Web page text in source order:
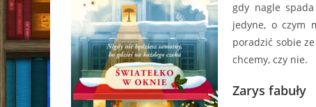
gdy nagle
jedyne, o czym
poradzić sobie
chcemy, czy nie.
Zarys fabuły